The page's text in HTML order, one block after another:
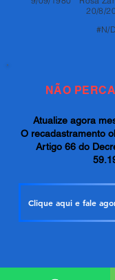
20/8/
#N/D
NÃO
Atualize agora
O recadastramento
Artigo 66 do
Clique aqui e fale